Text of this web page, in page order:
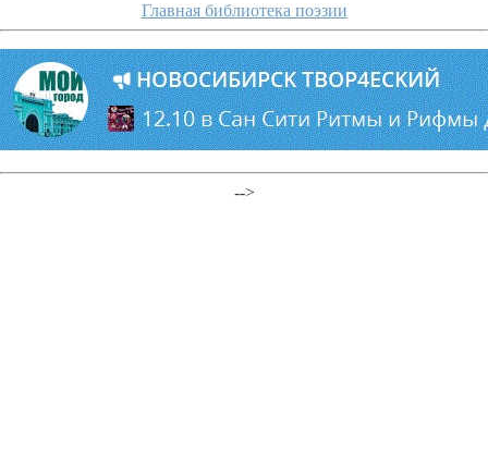
Главная библиотека поэзии
-->